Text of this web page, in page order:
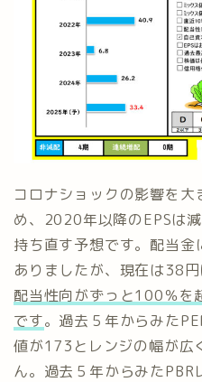
コロナショックの影響を
め、2020年以降のEPSは
持ち直す予想です。配当
ありましたが、現在は38円
配当性向がずっと100％を
です。過去５年からみた
値が173とレンジの幅が広
ん。過去５年からみた